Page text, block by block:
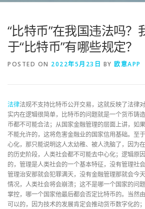
“比特币”在我国违法吗？
于“比特币”有哪些规定？
POSTED ON 2022年5月23日 BY 欧意APP
法律法规不支持比特币公开交易，这就反映了法律
实内在逻辑很简单，比特币的问题就是一个货币铸
币都不可能合法；从国家金融管理的层面上讲，如
不能允许的，这将危害金融业的国家信用基础。至
心化，那只能说明这人太幼稚、被人洗脑了，因为
的历史阶段，人类社会都不可能去中心化；逻辑原
的，管理是人类社会的一个基本特征，没有管理社
管理治安那就会犯罪满天，没有金融管理那就会今
情况，人类社会将会崩溃；这不是哪一个国家的问
掌控，哪一个国家他最后都会否定比特币的。当然
可以的，因为技术的发展肯定会推动货币数字化的